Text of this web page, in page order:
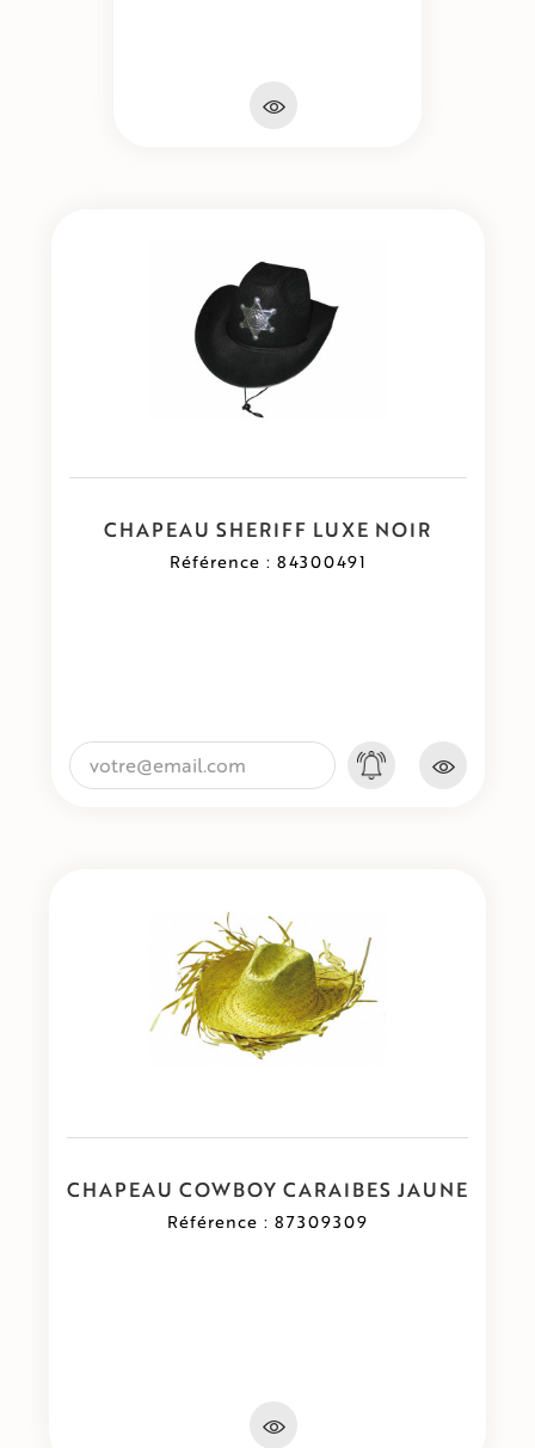
CHAPEAU SHERIFF LUXE NOIR
Référence : 84300491
CHAPEAU COWBOY CARAIBES JAUNE
Référence : 87309309